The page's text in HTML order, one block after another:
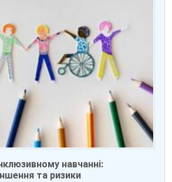
навчанні:
та ризики